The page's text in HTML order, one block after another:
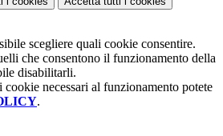
scegliere quali cookie consentire.
che consentono il funzionamento della
disabilitarli.
cookie necessari al funzionamento potete
.